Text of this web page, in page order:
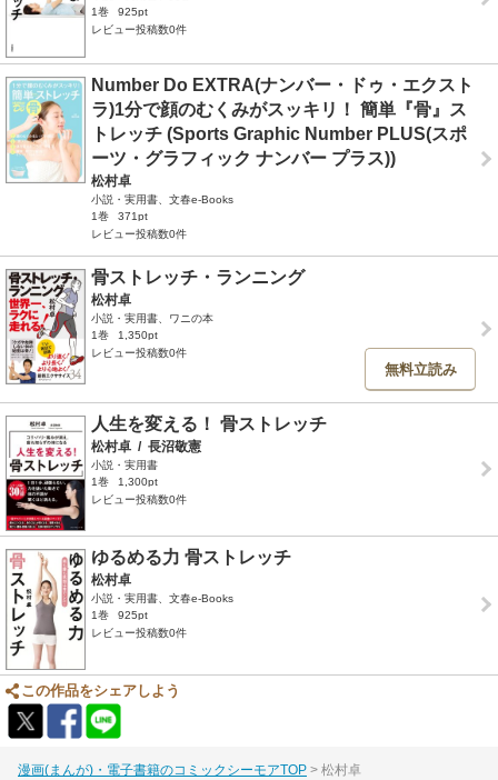
1巻
925pt
レビュー投稿数0件
Number Do EXTRA(ナンバー・ドゥ・エクスト
ラ)1分で顔のむくみがスッキリ！ 簡単『骨』ス
トレッチ (Sports Graphic Number PLUS(スポ
ーツ・グラフィック ナンバー プラス))
松村卓
小説・実用書、文春e-Books
1巻
371pt
レビュー投稿数0件
骨ストレッチ・ランニング
松村卓
小説・実用書、ワニの本
1巻
1,350pt
レビュー投稿数0件
無料立読み
人生を変える！ 骨ストレッチ
松村卓 / 長沼敬憲
小説・実用書
1巻
1,300pt
レビュー投稿数0件
ゆるめる力 骨ストレッチ
松村卓
小説・実用書、文春e-Books
1巻
925pt
レビュー投稿数0件
この作品をシェアしよう
漫画(まんが)・電子書籍のコミックシーモアTOP 松村卓